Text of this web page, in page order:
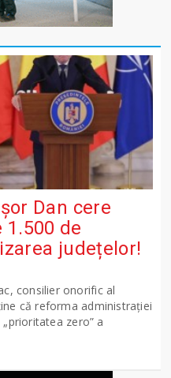
Dan cere
1.500 de
județelor!
consilier onorific al
că reforma administrației
zero” a